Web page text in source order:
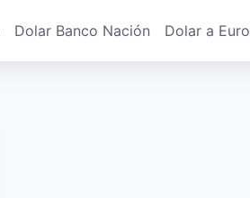
Dolar Banco Nación Dolar a Euro